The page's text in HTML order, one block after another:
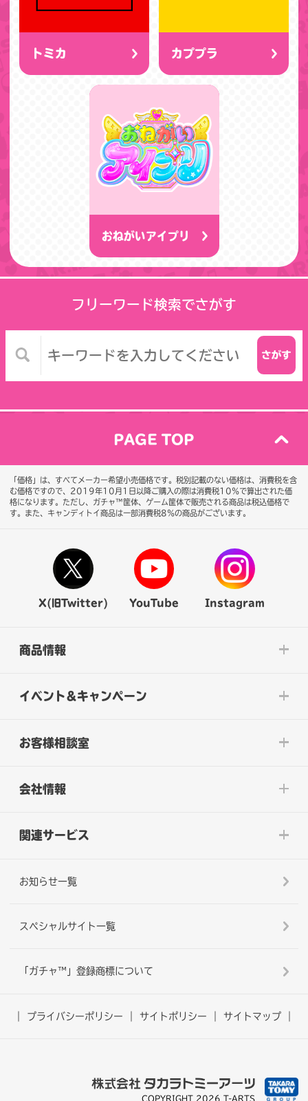
トミカ カププラ
おねがいアイプリ
フリーワード検索でさがす
PAGE TOP
「価格」は、すべてメーカー希望小売価格です。税別記載のない価格は、消費税を含
む価格ですので、2019年10月1日以降ご購入の際は消費税10％で算出された価
格になります。 ただし、ガチャ™筐体、ゲーム筐体で販売される商品は税込価格で
す。また、キャンディトイ商品は一部消費税8％の商品がございます。
X(旧Twitter) YouTube Instagram
商品情報
イベント&キャンペーン
お客様相談室
会社情報
関連サービス
お知らせ一覧
スペシャルサイト一覧
「ガチャ™」登録商標について
プライバシーポリシー サイトポリシー サイトマップ
COPYRIGHT 2026 T-ARTS